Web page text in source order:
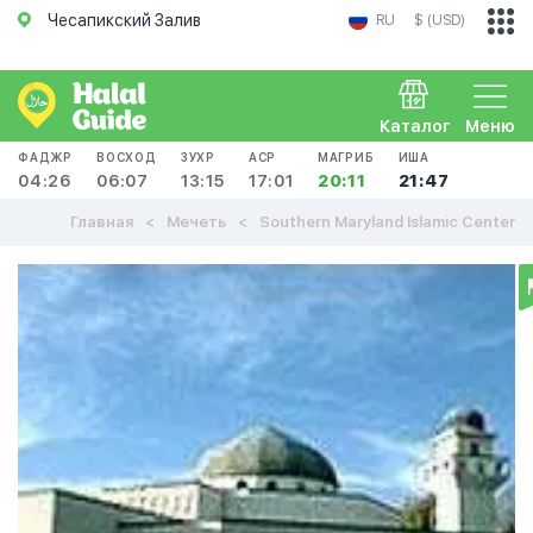
Чесапикский Залив RU $ (USD)
Меню
Каталог
ФАДЖР
04:26
ВОСХОД
06:07
ЗУХР
13:15
АСР
17:01
МАГРИБ
20:11
ИША
21:47
Главная Мечеть Southern Maryland Islamic Center